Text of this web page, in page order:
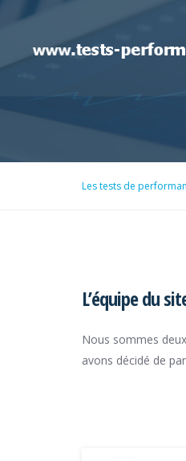
Les tests de
L’équipe du
Nous sommes
avons décidé de